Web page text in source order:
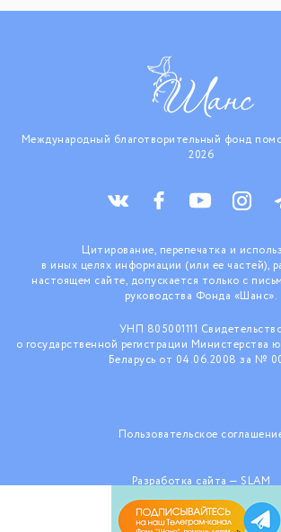
Международный благотворительный фонд
2026
Цитирование, перепечатка и
в иных целях информации (или ее частей),
настоящем сайте, допускается только с
руководства Фонда «Шанс».
УНП 805001111
о государственной регистрации Министерства
Беларусь от 04.06.2008 за №
Пользовательское
Разработка сайта — SLAM
При поддержке ООО